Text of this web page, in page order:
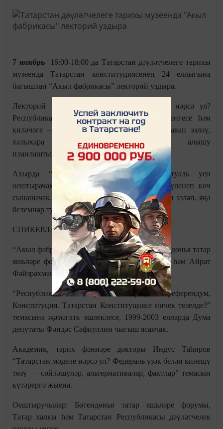
7 ноябрь16:00-18:00 да Татарстан дәүләтчелеге тарихы
музеенда Татарстан конституциясенең 24 еллыгына
багышлап “Акыл фабрикасы” лекторий уздыра.
Лекторий кысаларында "Татарстан моделе нәрсә ул?
Республика Конституциясенең үткәне, бүгенгесе һәм
киләчәге – ул нинди?" дигән сорауларга җавап эзләү,
халыкара тәҗрибә турында фикер алышу
планлаштырыла.
Ахырда “Ябалак” берләшмәсе интеллектуаль уен
оештырачак. Катнашучылар командаларга бүленеп көч
сынашачак. Биредә кызыклы сорауларга җавап эзләп, яңа
белемнәр туплый аласың.
СПИКЕРЛАР:
“Акыл фабрикасы” ның модераторлары Бөтендөнья татар
яшьләре форумы вәкилләре Тәбрис Яруллин һәм Айрат
Фәйзрахманов.
“Республика нигезләре: Декларация, референдум,
Конституция. Татарстан Конституциясе ничек төзелде?”
темасына җәмәгать эшлеклесе, 1999-2003 елларда Дума
депутаты Фәндәс Сафиуллин чыгыш ясаячак.
Академик, тарих фәннәре докторы Индус Таһиров
“Татарстан моделе нәрсә ул? Федераль үзәк белән килешү
төзү — сөйләшүләр, альтернативалар, фактлар” темасын
күтәрергә җыена.
Оештыручылар: Бөтендөнья татар яшьләре форумы,
Татар халкы һәм Татарстан Республикасы дәүләтчелек